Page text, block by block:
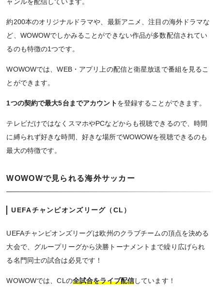
ャンルを配信しています。
約200本のオリジナルドラマや、最新アニメ、注目の海外ドラマな
ど、WOWOWでしかみることができない作品が多数配信されてい
るのも特徴の1つです。
WOWOWでは、WEB・アプリ上の配信と衛星放送で番組を見るこ
とができます。
1つの契約で最大5台までアカウントを登録することができます。
テレビだけではなくスマホやPCなどからも視聴できるので、時間
に縛られず好きな時間、好きな場所でWOWOWを視聴できるのも
最大の特徴です。
WOWOWで見られる海外サッカー
UEFAチャンピオンズリーグ（CL）
UEFAチャンピオンズリーグは欧州のクラブチームの頂点を決める
大会で、グループリーグから決勝トーナメントまで繰り広げられ
る名門同士の試合は必見です！
WOWOWでは、CLの全試合をライブ配信しています！